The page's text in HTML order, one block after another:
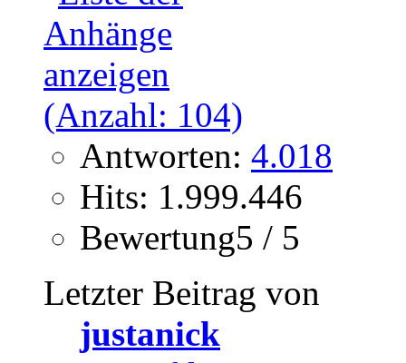
Antworten: 4.018
Hits: 1.999.446
Bewertung5 / 5
Letzter Beitrag von
justanick